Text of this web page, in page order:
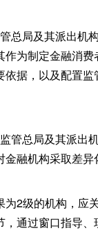
总局及其派出机
作为制定金融消
依据，以及配置
管总局及其派出
融机构采取差异
为2级的机构，应
，通过窗口指导